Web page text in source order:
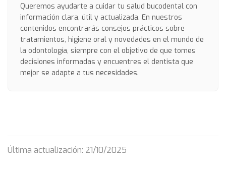
Queremos ayudarte a cuidar tu salud bucodental con
información clara, útil y actualizada. En nuestros
contenidos encontrarás consejos prácticos sobre
tratamientos, higiene oral y novedades en el mundo de
la odontología, siempre con el objetivo de que tomes
decisiones informadas y encuentres el dentista que
mejor se adapte a tus necesidades.
Última actualización: 21/10/2025